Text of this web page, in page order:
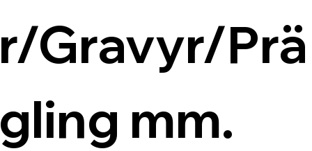
Gravyr/Prä
mm.